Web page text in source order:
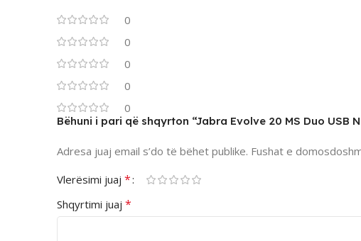
0
0
0
0
0
Bëhuni i pari që shqyrton “Jabra Evolve 20 MS Duo USB
Adresa juaj email s’do të bëhet publike. Fushat e
Vlerësimi juaj *
Shqyrtimi juaj *